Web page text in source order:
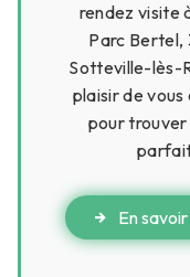
rendez visite
Parc Bertel,
Sotteville-lès-
plaisir de
pour
En